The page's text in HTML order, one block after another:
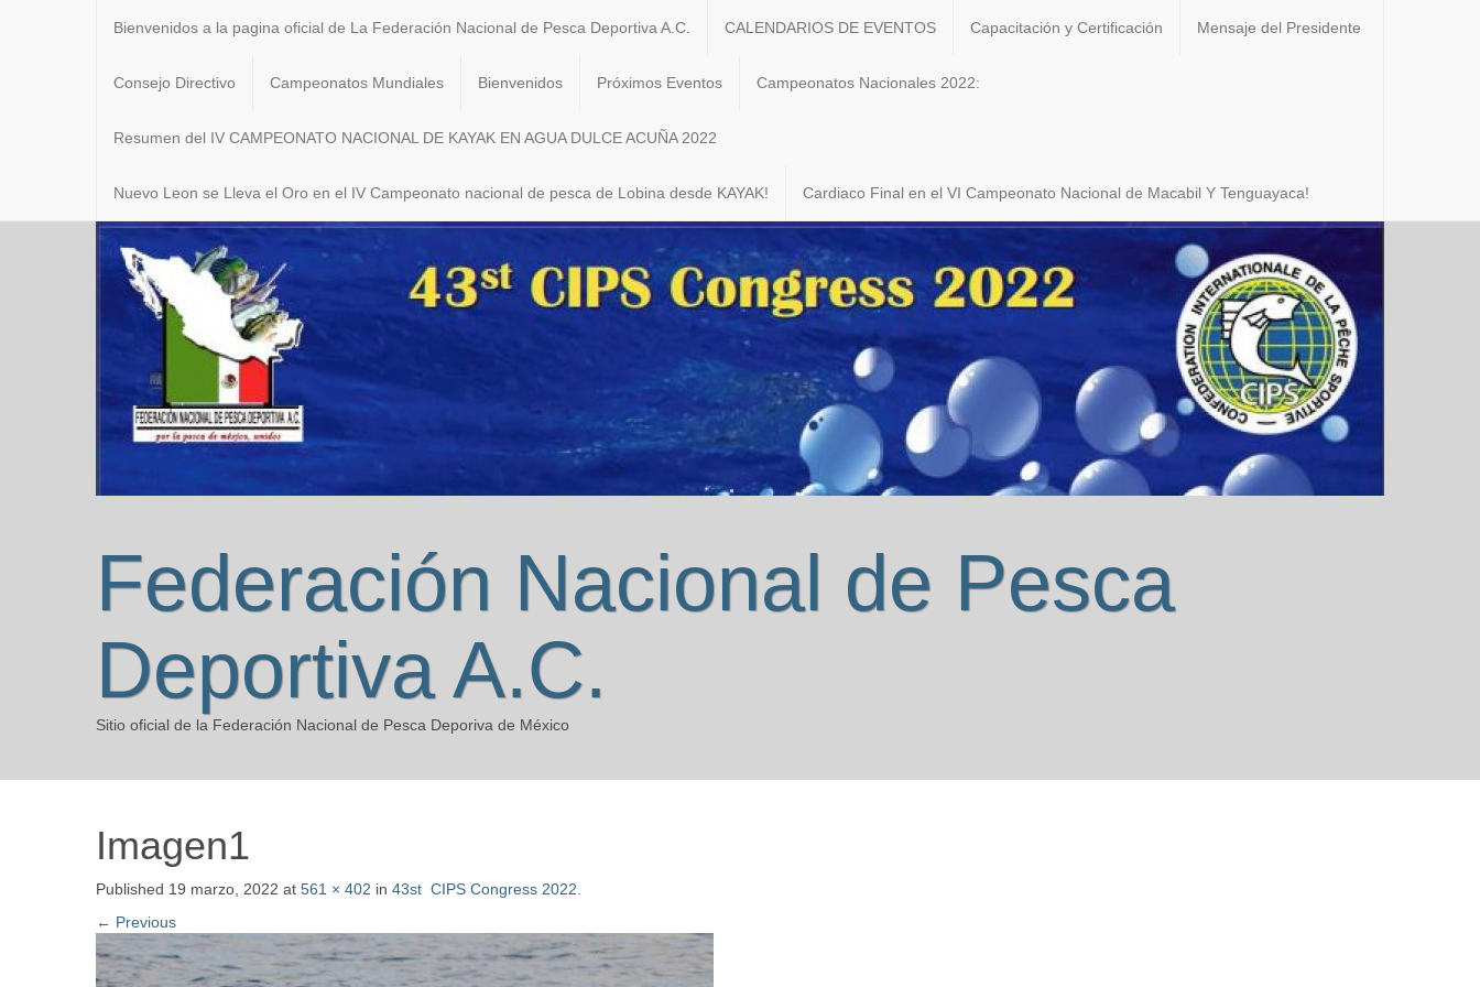
Bienvenidos a la pagina oficial de La Federación Nacional de Pesca Deportiva A.C. CALENDARIOS DE EVENTOS Capacitación y Certificación Mensaje del Presidente
Consejo Directivo Campeonatos Mundiales Bienvenidos Próximos Eventos Campeonatos Nacionales 2022:
Resumen del IV CAMPEONATO NACIONAL DE KAYAK EN AGUA DULCE ACUÑA 2022
Nuevo Leon se Lleva el Oro en el IV Campeonato nacional de pesca de Lobina desde KAYAK! Cardiaco Final en el VI Campeonato Nacional de Macabil Y Tenguayaca!
Federación Nacional de Pesca
Deportiva A.C.
Sitio oficial de la Federación Nacional de Pesca Deporiva de México
Imagen1
Published 19 marzo, 2022 at 561 × 402 in 43st CIPS Congress 2022.
← Previous